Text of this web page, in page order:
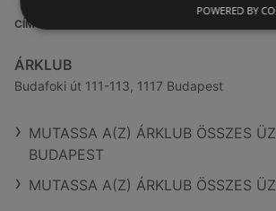
CÍM
ÁRKLUB
Budafoki út 111-113, 1117 Budapest
MUTASSA A(Z) ÁRKLUB ÖSSZES
BUDAPEST
MUTASSA A(Z) ÁRKLUB ÖSSZES
POWERED BY